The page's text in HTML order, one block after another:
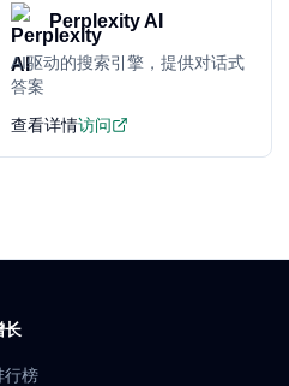
Perplexity AI
AI驱动的搜索引擎，提供对话式
答案
查看详情访问
长
行榜